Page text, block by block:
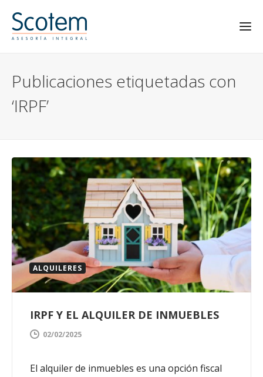
Publicaciones etiquetadas con
‘IRPF’
ALQUILERES
IRPF Y EL ALQUILER DE INMUEBLES
02/02/2025
El alquiler de inmuebles es una opción fiscal